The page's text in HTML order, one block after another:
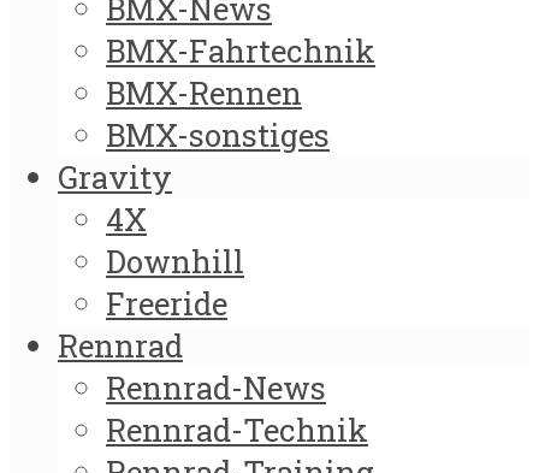
BMX-Fahrtechnik
BMX-Rennen
BMX-sonstiges
Gravity
4X
Downhill
Freeride
Rennrad
Rennrad-News
Rennrad-Technik